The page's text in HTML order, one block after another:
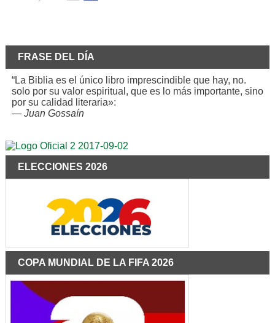
FRASE DEL DÍA
“La Biblia es el único libro imprescindible que hay, no.
solo por su valor espiritual, que es lo más importante, sino
por su calidad literaria»:
— Juan Gossaín
ELECCIONES 2026
COPA MUNDIAL DE LA FIFA 2026